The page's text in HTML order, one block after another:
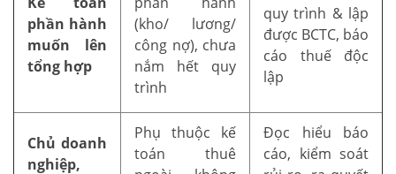
phần hành
muốn lên
tổng hợp
(kho/ lương/
công nợ), chưa
nắm hết quy
trình
quy trình & lập
được BCTC, báo
cáo thuế độc
lập
Chủ doanh
nghiệp,
Phụ thuộc kế
toán thuê
Đọc hiểu báo
cáo, kiểm soát